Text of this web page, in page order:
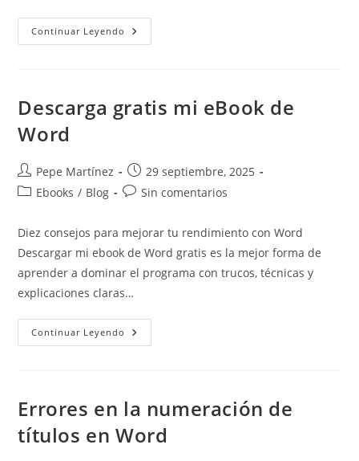
Continuar Leyendo Estilos
De
Word)
Descarga gratis mi eBook de
Word
Autor
de
Pepe Martínez
Publicación
de
29 septiembre, 2025
Categoría
la
entrada:
Ebooks / Blog
Comentarios
entrada:
Sin comentarios
Diez consejos para mejorar tu rendimiento con Word
Descargar mi ebook de Word gratis es la mejor forma de
aprender a dominar el programa con trucos, técnicas y
explicaciones claras…
Continuar Leyendo Descarga
Gratis
Errores en la numeración de
títulos en Word